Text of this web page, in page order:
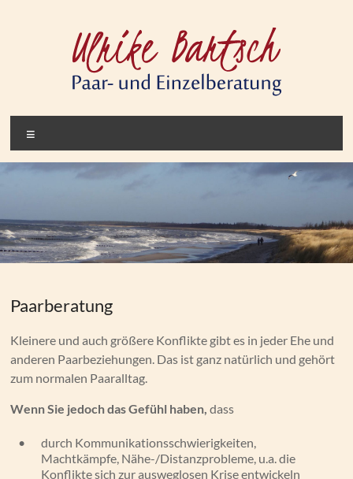
Bartsch Beratung
Paar- und Einzelberatung
Paarberatung
Kleinere und auch größere Konflikte gibt es in jeder Ehe und
anderen Paarbeziehungen. Das ist ganz natürlich und gehört
zum normalen Paaralltag.
Wenn Sie jedoch das Gefühl haben,dass
•
durch Kommunikationsschwierigkeiten,
Machtkämpfe, Nähe-/Distanzprobleme, u.a. die
Konflikte sich zur ausweglosen Krise entwickeln